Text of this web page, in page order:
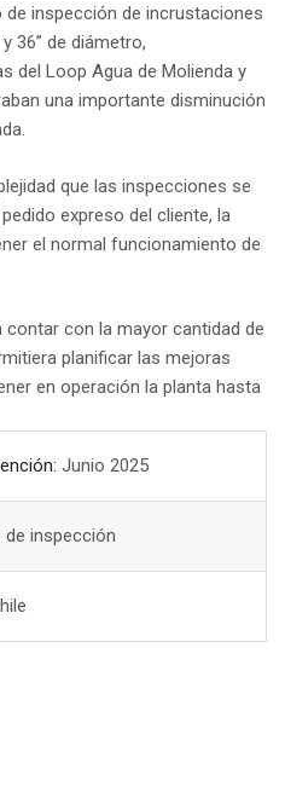
inspección de incrustaciones
36” de diámetro,
del Loop Agua de Molienda y
una importante disminución
que las inspecciones se
expreso del cliente, la
el normal funcionamiento de
con la mayor cantidad de
planificar las mejoras
en operación la planta hasta
Junio 2025
de inspección